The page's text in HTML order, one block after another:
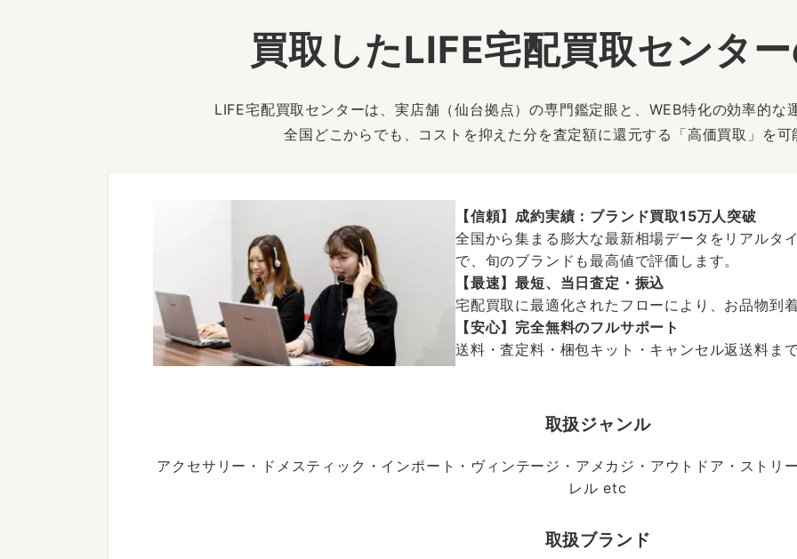
買取したLIFE宅配買取センタ
LIFE宅配買取センターは、実店舗（仙台拠点）の専門鑑定眼と、WEB特化の効率的な
全国どこからでも、コストを抑えた分を査定額に還元する「高価買取」を
【信頼】成約実績：ブランド買取15万人突破
全国から集まる膨大な最新相場データをリアルタ
で、旬のブランドも最高値で評価します。
【最速】最短、当日査定・振込
宅配買取に最適化されたフローにより、お品物到
【安心】完全無料のフルサポート
送料・査定料・梱包キット・キャンセル返送料ま
取扱ジャンル
アクセサリー・ドメスティック・インポート・ヴィンテージ・アメカジ・アウトドア・ストリ
レル etc
取扱ブランド